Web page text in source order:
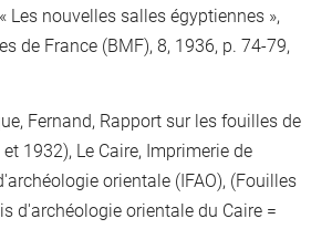
Les nouvelles salles égyptiennes »,
de France (BMF), 8, 1936, p. 74-79,
Fernand, Rapport sur les fouilles de
1932), Le Caire, Imprimerie de
orientale (IFAO), (Fouilles
d'archéologie orientale du Caire =